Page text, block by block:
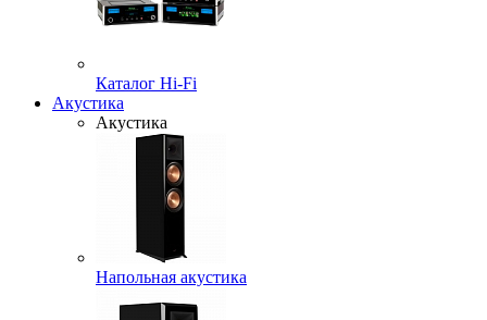
Каталог Hi-Fi
Акустика
Акустика
Напольная акустика